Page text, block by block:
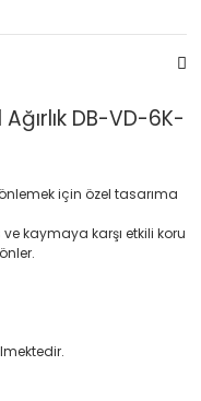
DB-VD-6K-
için özel tasarıma
kaymaya karşı etkili koru